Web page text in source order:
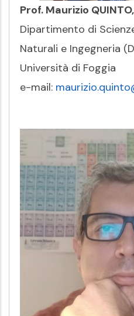
Prof. Maurizio QUINTO,
Dipartimento di
Naturali e Ingegneria
Università di Foggia
e-mail: